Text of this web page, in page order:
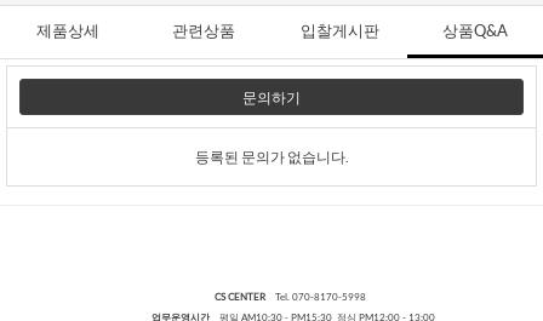
제품상세 관련상품 입찰게시판 상품Q&A
문의하기
등록된 문의가 없습니다.
CS CENTERTel. 070-8170-5998
업무운영시간평일 AM10:30 - PM15:30 점심 PM12:00 - 13:00